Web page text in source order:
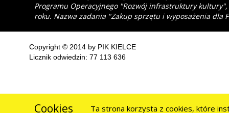
Programu Operacyjnego "Rozwój infrastruktury
roku. Nazwa zadania "Zakup sprzętu i wyposażenia
Copyright © 2014 by PIK KIELCE
Licznik odwiedzin: 77 113 636
Cookies Ta strona korzysta z cookies, które